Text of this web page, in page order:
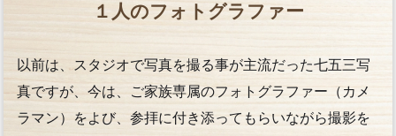
１人のフォトグラファー
以前は、スタジオで写真を撮る事が主流だった七五三写
真ですが、今は、ご家族専属のフォトグラファー（カメ
ラマン）をよび、参拝に付き添ってもらいながら撮影を